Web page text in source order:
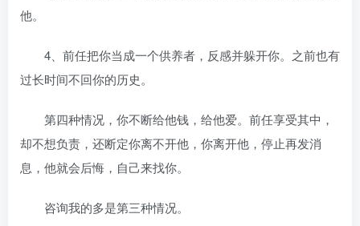
他。
4、前任把你当成一个供养者，反感并躲开你。之前也有
过长时间不回你的历史。
第四种情况，你不断给他钱，给他爱。前任享受其中，
却不想负责，还断定你离不开他，你离开他，停止再发消
息，他就会后悔，自己来找你。
咨询我的多是第三种情况。